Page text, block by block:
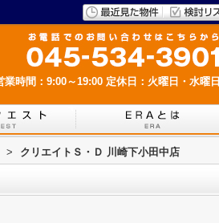
業時間：9:00～19:00 定休日：火曜日・水曜日
> クリエイトＳ・Ｄ 川崎下小田中店